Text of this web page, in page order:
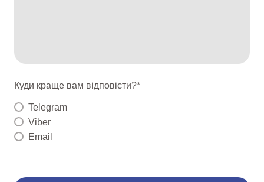
Куди краще вам відповісти?*
Telegram
Viber
Email